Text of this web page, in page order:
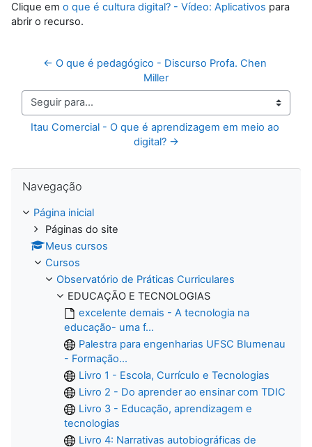
Clique em o que é cultura digital? - Vídeo: Aplicativos para
abrir o recurso.
← O que é pedagógico - Discurso Profa. Chen
Miller
Seguir para...
Itau Comercial - O que é aprendizagem em meio ao
digital? →
Navegação
Página inicial
Páginas do site
Meus cursos
Cursos
Observatório de Práticas Curriculares
EDUCAÇÃO E TECNOLOGIAS
excelente demais - A tecnologia na
educação- uma f...
Palestra para engenharias UFSC Blumenau
- Formação...
Livro 1 - Escola, Currículo e Tecnologias
Livro 2 - Do aprender ao ensinar com TDIC
Livro 3 - Educação, aprendizagem e
tecnologias
Livro 4: Narrativas autobiográficas de